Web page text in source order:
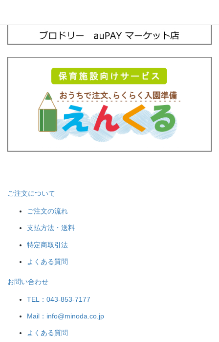
ご注文について
ご注文の流れ
支払方法・送料
特定商取引法
よくある質問
お問い合わせ
TEL：043-853-7177
Mail：info@minoda.co.jp
よくある質問